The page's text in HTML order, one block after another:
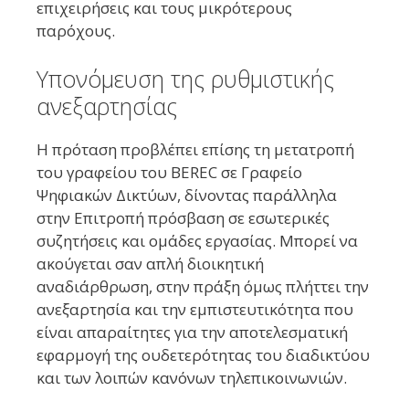
επιχειρήσεις και τους μικρότερους
παρόχους.
Υπονόμευση της ρυθμιστικής
ανεξαρτησίας
Η πρόταση προβλέπει επίσης τη μετατροπή
του γραφείου του BEREC σε Γραφείο
Ψηφιακών Δικτύων, δίνοντας παράλληλα
στην Επιτροπή πρόσβαση σε εσωτερικές
συζητήσεις και ομάδες εργασίας. Μπορεί να
ακούγεται σαν απλή διοικητική
αναδιάρθρωση, στην πράξη όμως πλήττει την
ανεξαρτησία και την εμπιστευτικότητα που
είναι απαραίτητες για την αποτελεσματική
εφαρμογή της ουδετερότητας του διαδικτύου
και των λοιπών κανόνων τηλεπικοινωνιών.